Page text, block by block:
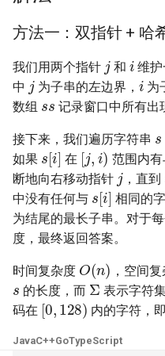
23. 合并 K 个升序链表
24. 两两交换链表中的节点
25. K 个一组翻转链表
26. 删除有序数组中的重复
27. 移除元素
28. 找出字符串中第一个匹
项的下标
29. 两数相除
25. 合并两个排序的链表
26. 树的子结构
27. 二叉树的镜像
28. 对称的二叉树
29. 顺时针打印矩阵
30. 包含 min 函数的栈
31. 栈的压入、弹出序列
32.1. 从上到下打印二叉树
32.2. 从上到下打印二叉树 II
4.2. 最小高度树
4.3. 特定深度节点链表
4.4. 检查平衡性
4.5. 合法二叉搜索树
4.6. 后继者
4.8. 首个共同祖先
方法一：双指针 + 哈
我们用两个指针 和
维
中
j
为子串的左边界，
i
为
数组
ss
记录窗口中所有出
接下来，我们遍历字符串
如果
s[i]
在
[j,i)
范围内
断地向右移动指针
j
，直到
中没有任何与
s[i
相同的
为结尾的最长子串。对于
度，最终返回答案。
时间复杂度
O ( n)
，空间
s
的长度，而
Σ
表示字符
码在
[0,128)
内的字符，即
JavaC++GoTypeScript